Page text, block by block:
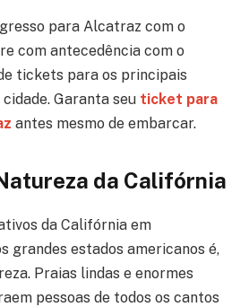
para Alcatraz com o
com antecedência com o
tickets para os principais
Garanta seu ticket para
antes mesmo de embarcar.
da Califórnia
da Califórnia em
grandes estados americanos é,
Praias lindas e enormes
pessoas de todos os cantos